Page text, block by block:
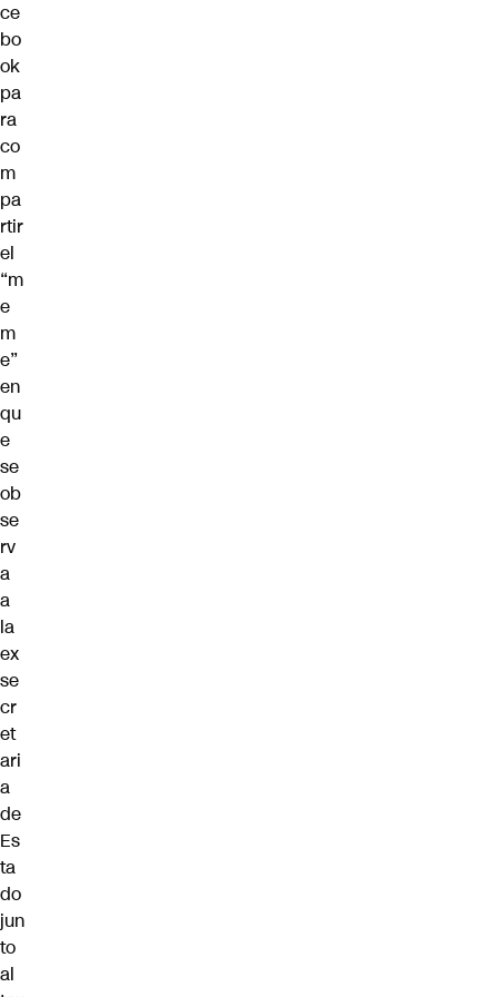
ce
bo
ok
pa
ra
co
m
pa
rtir
el
“m
e
m
e”
en
qu
e
se
ob
se
rv
a
a
la
ex
se
cr
et
ari
a
de
Es
ta
do
jun
to
al